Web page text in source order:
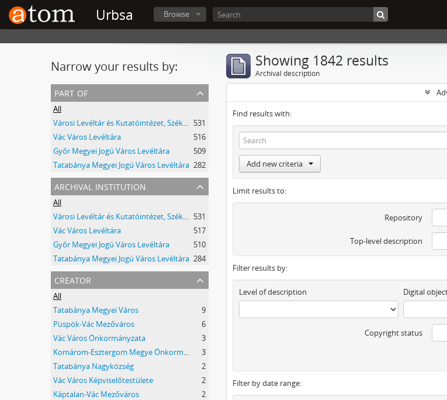
Urbsa Browse
Narrow your results by:
part of
All
Városi Levéltár és Kutatóintézet, Székesfehérvár 531
Vác Város Levéltára
516
Győr Megyei Jogú Város Levéltára
509
Tatabánya Megyei Jogú Város Levéltára 282
archival institution
All
Városi Levéltár és Kutatóintézet, Székesfehérvár 531
Vác Város Levéltára
517
Győr Megyei Jogú Város Levéltára
510
Tatabánya Megyei Jogú Város Levéltára 284
creator
All
Tatabánya Megyei Város
9
Püspök-Vác Mezőváros
6
Vác Város Önkormányzata
3
Komárom-Esztergom Megye Önkormányzati Hivatala Bélyeggyűjtő Egyesülete Tatabánya
3
Tatabánya Nagyközség
2
Vác Város Képviselőtestülete
2
Káptalan-Vác Mezőváros
2
Showing 1842 results
Archival description
Find results with:
Add new criteria
Limit results to:
Repository
Top-level description
Filter results by:
Level of description Digital
Copyright status
Filter by date range: